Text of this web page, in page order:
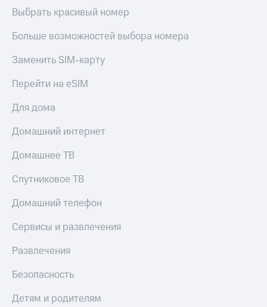
Выбрать красивый номер
Больше возможностей выбора номера
Заменить SIM-карту
Перейти на eSIM
Для дома
Домашний интернет
Домашнее ТВ
Спутниковое ТВ
Домашний телефон
Сервисы и развлечения
Развлечения
Безопасность
Детям и родителям